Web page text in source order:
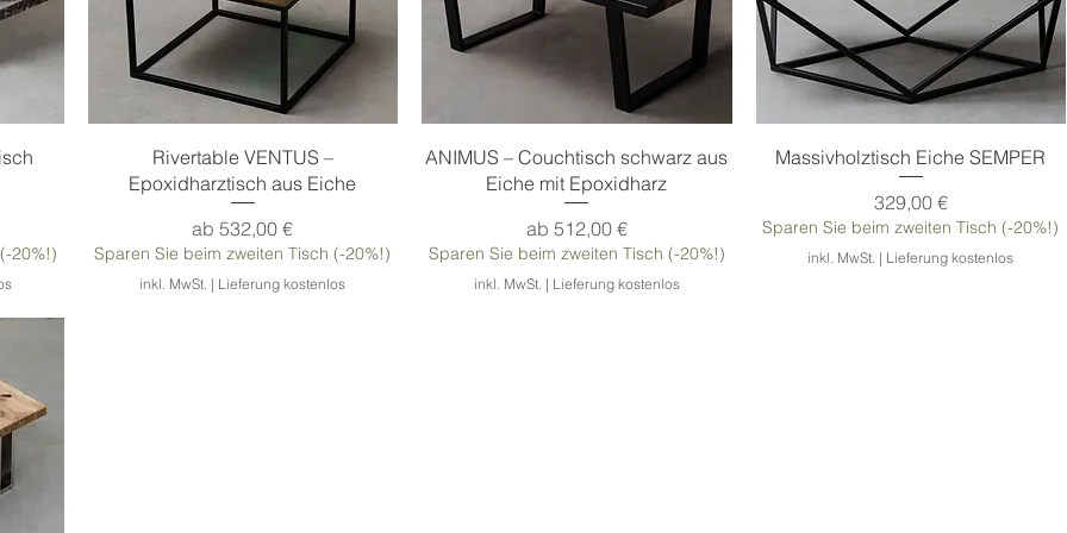
20%!)
Schnellansicht
Rivertable VENTUS –
Epoxidharztisch aus Eiche
ab532,00 €
Sale-Preis
Sparen Sie beim zweiten Tisch (-20%!)
inkl. MwSt. | Lieferung kostenlos
Schnellansicht
ANIMUS – Couchtisch schwarz aus
Eiche mit Epoxidharz
ab 512,00 €
Sale-Preis
Sparen Sie beim zweiten Tisch (-20%!)
inkl. MwSt. | Lieferung kostenlos
Schnellansicht
Massivholztisch Eiche SEMPER
Preis
329,00 €
Sparen Sie beim zweiten Tisch (-20%!)
inkl. MwSt. | Lieferung kostenlos